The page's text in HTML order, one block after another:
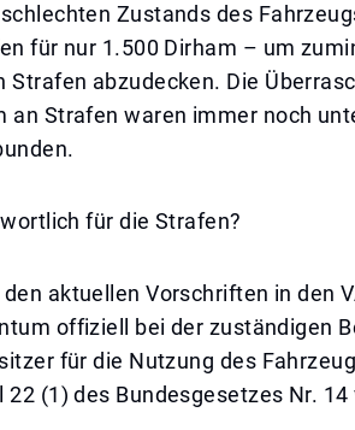
Zustands des
für nur 1.500 Dirham – um
Strafen abzudecken. Die
an Strafen waren immer noch
für die Strafen?
aktuellen Vorschriften in den
offiziell bei der zuständigen
für die Nutzung des
22 (1) des Bundesgesetzes Nr. 14